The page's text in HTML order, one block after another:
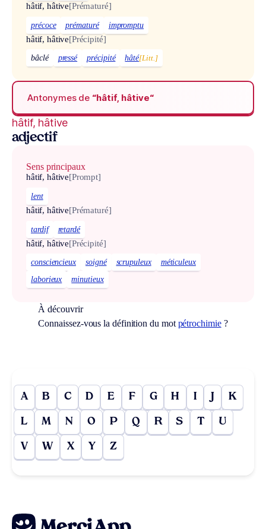
hâtif, hâtive[Prématuré]
précoce prématuré impromptu
hâtif, hâtive[Précipité]
bâclé pressé précipité hâté[Litt.]
Antonymes de “hâtif, hâtive“
hâtif, hâtive
adjectif
Sens principaux
hâtif, hâtive[Prompt]
lent
hâtif, hâtive[Prématuré]
tardif retardé
hâtif, hâtive[Précipité]
consciencieux soigné scrupuleux
méticuleux
laborieux
minutieux
À découvrir
Connaissez-vous la définition du mot pétrochimie?
A B C D E F G H I J K
L M N O P Q R S T U
V W X Y Z